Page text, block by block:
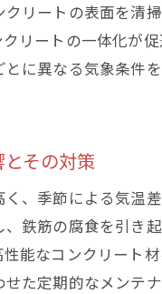
専
過
練
実
リートの表面を清
リートの一体化が
に異なる気象条件
その対策
、季節による気温
鉄筋の腐食を引き
能なコンクリート
た定期的なメンテ